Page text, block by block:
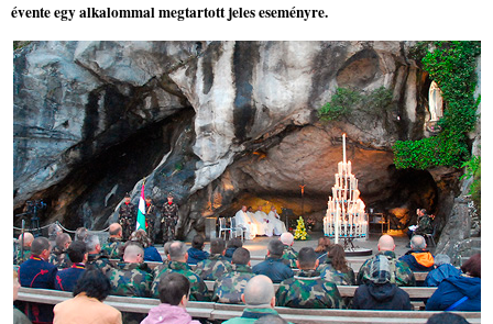
évente egy alkalommal megtartott jeleseseményre.